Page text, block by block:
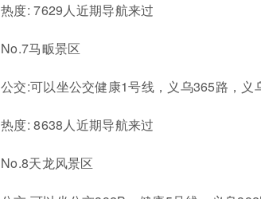
热度: 7629人近期导航来过
No.7马畈景区
公交:可以坐公交健康1号线，义乌365路，义
热度: 8638人近期导航来过
No.8天龙风景区